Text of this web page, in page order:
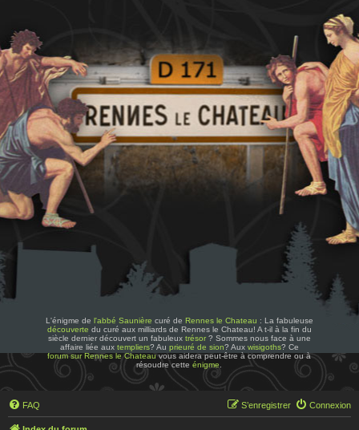
L'énigme de l'abbé Saunière curé de Rennes le Chateau : La fabuleuse
découverte du curé aux milliards de Rennes le Chateau! A t-il à la fin du
siècle dernier découvert un fabuleux trésor? Sommes nous face à une
affaire liée aux templiers? Au prieuré de sion? Aux wisigoths? Ce
forum sur Rennes le Chateauvous aidera peut-être à comprendre ou à
résoudre cetteénigme
FAQ Connexion
S’enregistrer